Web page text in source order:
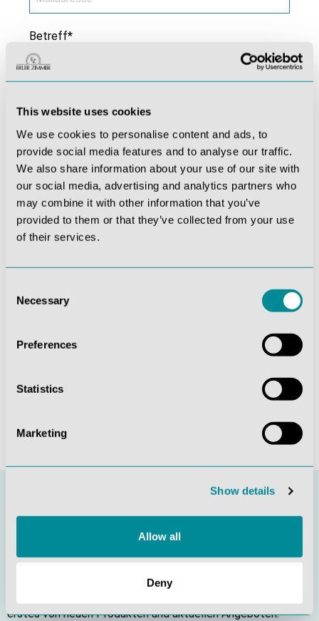
This website uses cookies
We use cookies to personalise content and ads, to
provide social media features and to analyse our traffic.
We also share information about your use of our site with
our social media, advertising and analytics partners who
may combine it with other information that you’ve
provided to them or that they’ve collected from your use
of their services.
Selection
Necessary
Preferences
Statistics
Marketing
Show details
Allow all
Deny
Betreff*
Die mit einem Stern (*) markierten Felder sind
Nutzungsbedingungen
Ich habe die
gelesen und bin mit
Absenden
Bleiben Sie informiert
erstes von neuen Produkten und aktuellen Angeboten.